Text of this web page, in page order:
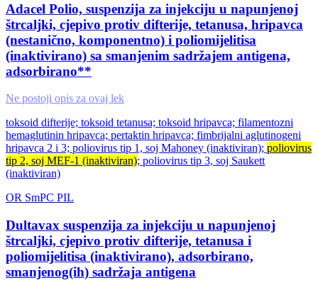
Adacel Polio, suspenzija za injekciju u napunjenoj
štrcaljki, cjepivo protiv difterije, tetanusa, hripavca
(nestanično, komponentno) i poliomijelitisa
(inaktivirano) sa smanjenim sadržajem antigena,
adsorbirano**
Ne postoji opis za ovaj lek
toksoid difterije; toksoid tetanusa; toksoid hripavca; filamentozni
hemaglutinin hripavca; pertaktin hripavca; fimbrijalni aglutinogeni
hripavca 2 i 3; poliovirus tip 1, soj Mahoney (inaktiviran); poliovirus
tip 2, soj MEF-1 (inaktiviran); poliovirus tip 3, soj Saukett
(inaktiviran)
OR SmPC PIL
Dultavax suspenzija za injekciju u napunjenoj
štrcaljki, cjepivo protiv difterije, tetanusa i
poliomijelitisa (inaktivirano), adsorbirano,
smanjenog(ih) sadržaja antigena